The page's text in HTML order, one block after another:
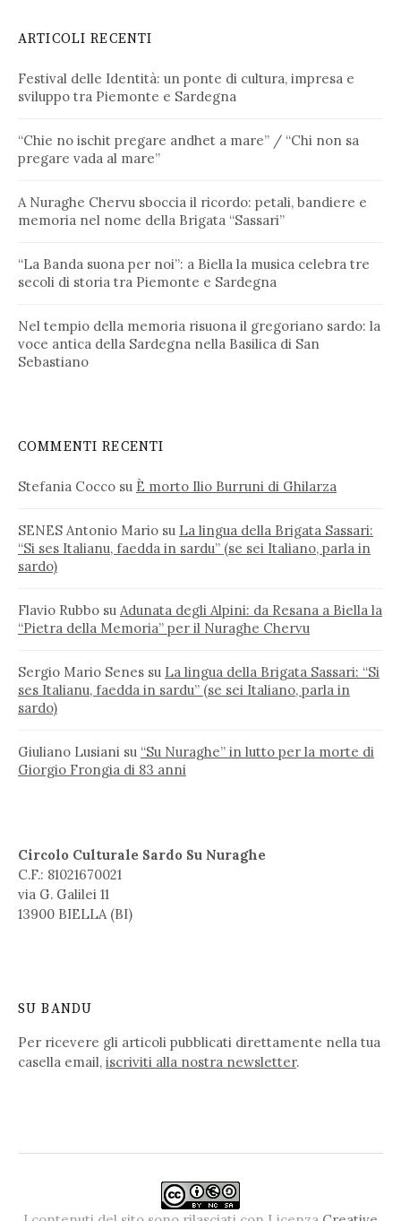
ARTICOLI RECENTI
Festival delle Identità: un ponte di cultura, impresa e
sviluppo tra Piemonte e Sardegna
“Chie no ischit pregare andhet a mare” / “Chi non sa
pregare vada al mare”
A Nuraghe Chervu sboccia il ricordo: petali, bandiere e
memoria nel nome della Brigata “Sassari”
“La Banda suona per noi”: a Biella la musica celebra tre
secoli di storia tra Piemonte e Sardegna
Nel tempio della memoria risuona il gregoriano sardo: la
voce antica della Sardegna nella Basilica di San
Sebastiano
COMMENTI RECENTI
Stefania Cocco su È morto Ilio Burruni di Ghilarza
SENES Antonio Mario su La lingua della Brigata Sassari:
“Si ses Italianu, faedda in sardu” (se sei Italiano, parla in
sardo)
Flavio Rubbo su Adunata degli Alpini: da Resana a Biella la
“Pietra della Memoria” per il Nuraghe Chervu
Sergio Mario Senes su La lingua della Brigata Sassari: “Si
ses Italianu, faedda in sardu” (se sei Italiano, parla in
sardo)
Giuliano Lusiani su “Su Nuraghe” in lutto per la morte di
Giorgio Frongia di 83 anni
Circolo Culturale Sardo Su Nuraghe
C.F.: 81021670021
via G. Galilei 11
13900 BIELLA (BI)
SU BANDU
Per ricevere gli articoli pubblicati direttamente nella tua
casella email, iscriviti alla nostra newsletter.